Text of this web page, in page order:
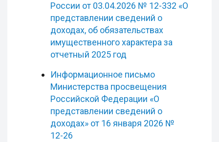
России от 03.04.2026 № 12-332 «О
представлении сведений о
доходах, об обязательствах
имущественного характера за
отчетный 2025 год
Информационное письмо
Министерства просвещения
Российской Федерации «О
представлении сведений о
доходах» от 16 января 2026 №
12-26